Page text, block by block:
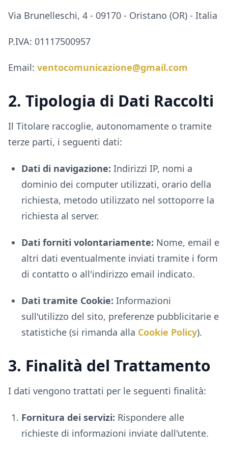
Via Brunelleschi, 4 - 09170 - Oristano (OR) - Italia
P.IVA: 01117500957
Email: ventocomunicazione@gmail.com
2. Tipologia di Dati Raccolti
Il Titolare raccoglie, autonomamente o tramite
terze parti, i seguenti dati:
Dati di navigazione: Indirizzi IP, nomi a
dominio dei computer utilizzati, orario della
richiesta, metodo utilizzato nel sottoporre la
richiesta al server.
Dati forniti volontariamente: Nome, email e
altri dati eventualmente inviati tramite i form
di contatto o all'indirizzo email indicato.
Dati tramite Cookie: Informazioni
sull'utilizzo del sito, preferenze pubblicitarie e
statistiche (si rimanda alla Cookie Policy).
3. Finalità del Trattamento
I dati vengono trattati per le seguenti finalità:
Fornitura dei servizi: Rispondere alle
richieste di informazioni inviate dall'utente.